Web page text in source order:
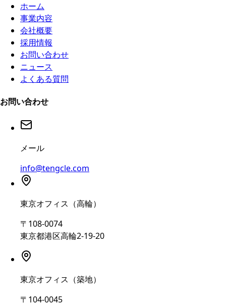
ホーム
事業内容
会社概要
採用情報
お問い合わせ
ニュース
よくある質問
お問い合わせ
メール
info@tengcle.com
東京オフィス（高輪）
〒108-0074
東京都港区高輪2-19-20
東京オフィス（築地）
〒104-0045